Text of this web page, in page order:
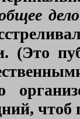
(Это
чтоб